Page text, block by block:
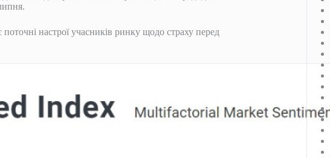
настрої учасників ринку щодо страху перед